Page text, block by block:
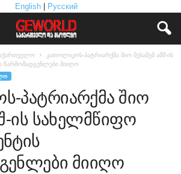
English Русский
კათოლიკოს-პატრიარქმა შიო მესამემ აშშ-ის
წარმომადგენლები მიიღო
პატრიარქმა შიო
ის სახელმწიფო
მიიღო